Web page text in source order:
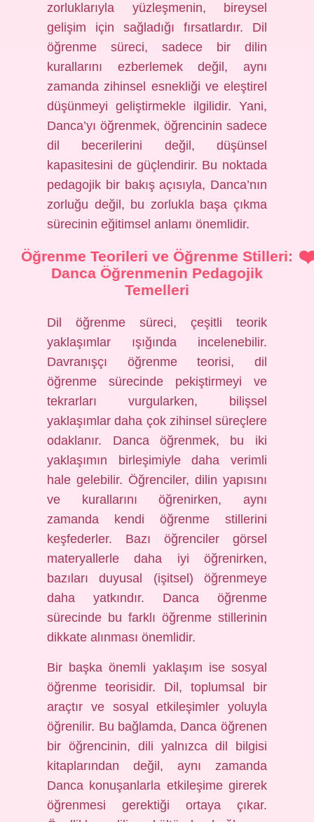
zorluklarıyla yüzleşmenin, bireysel
gelişim için sağladığı fırsatlardır. Dil
öğrenme süreci, sadece bir dilin
kurallarını ezberlemek değil, aynı
zamanda zihinsel esnekliği ve eleştirel
düşünmeyi geliştirmekle ilgilidir. Yani,
Danca’yı öğrenmek, öğrencinin sadece
dil becerilerini değil, düşünsel
kapasitesini de güçlendirir. Bu noktada
pedagojik bir bakış açısıyla, Danca’nın
zorluğu değil, bu zorlukla başa çıkma
sürecinin eğitimsel anlamı önemlidir.
Öğrenme Teorileri ve Öğrenme Stilleri:
Danca Öğrenmenin Pedagojik
Temelleri
Dil öğrenme süreci, çeşitli teorik
yaklaşımlar ışığında incelenebilir.
Davranışçı öğrenme teorisi, dil
öğrenme sürecinde pekiştirmeyi ve
tekrarları vurgularken, bilişsel
yaklaşımlar daha çok zihinsel süreçlere
odaklanır. Danca öğrenmek, bu iki
yaklaşımın birleşimiyle daha verimli
hale gelebilir. Öğrenciler, dilin yapısını
ve kurallarını öğrenirken, aynı
zamanda kendi öğrenme stillerini
keşfederler. Bazı öğrenciler görsel
materyallerle daha iyi öğrenirken,
bazıları duyusal (işitsel) öğrenmeye
daha yatkındır. Danca öğrenme
sürecinde bu farklı öğrenme stillerinin
dikkate alınması önemlidir.
Bir başka önemli yaklaşım ise sosyal
öğrenme teorisidir. Dil, toplumsal bir
araçtır ve sosyal etkileşimler yoluyla
öğrenilir. Bu bağlamda, Danca öğrenen
bir öğrencinin, dili yalnızca dil bilgisi
kitaplarından değil, aynı zamanda
Danca konuşanlarla etkileşime girerek
öğrenmesi gerektiği ortaya çıkar.